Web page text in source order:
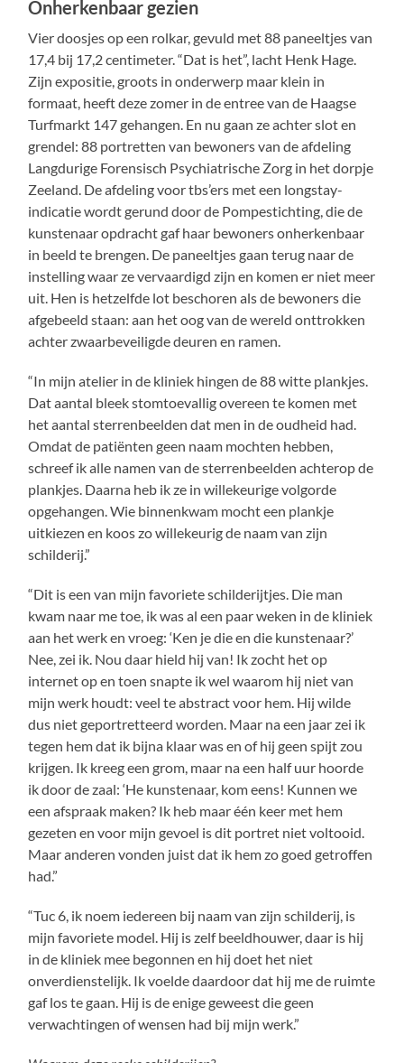
Onherkenbaar gezien
Vier doosjes op een rolkar, gevuld met 88 paneeltjes van
17,4 bij 17,2 centimeter. “Dat is het”, lacht Henk Hage.
Zijn expositie, groots in onderwerp maar klein in
formaat, heeft deze zomer in de entree van de Haagse
Turfmarkt 147 gehangen. En nu gaan ze achter slot en
grendel: 88 portretten van bewoners van de afdeling
Langdurige Forensisch Psychiatrische Zorg in het dorpje
Zeeland. De afdeling voor tbs’ers met een longstay-
indicatie wordt gerund door de Pompestichting, die de
kunstenaar opdracht gaf haar bewoners onherkenbaar
in beeld te brengen. De paneeltjes gaan terug naar de
instelling waar ze vervaardigd zijn en komen er niet meer
uit. Hen is hetzelfde lot beschoren als de bewoners die
afgebeeld staan: aan het oog van de wereld onttrokken
achter zwaarbeveiligde deuren en ramen.
“In mijn atelier in de kliniek hingen de 88 witte plankjes.
Dat aantal bleek stomtoevallig overeen te komen met
het aantal sterrenbeelden dat men in de oudheid had.
Omdat de patiënten geen naam mochten hebben,
schreef ik alle namen van de sterrenbeelden achterop de
plankjes. Daarna heb ik ze in willekeurige volgorde
opgehangen. Wie binnenkwam mocht een plankje
uitkiezen en koos zo willekeurig de naam van zijn
schilderij.”
“Dit is een van mijn favoriete schilderijtjes. Die man
kwam naar me toe, ik was al een paar weken in de kliniek
aan het werk en vroeg: ‘Ken je die en die kunstenaar?’
Nee, zei ik. Nou daar hield hij van! Ik zocht het op
internet op en toen snapte ik wel waarom hij niet van
mijn werk houdt: veel te abstract voor hem. Hij wilde
dus niet geportretteerd worden. Maar na een jaar zei ik
tegen hem dat ik bijna klaar was en of hij geen spijt zou
krijgen. Ik kreeg een grom, maar na een half uur hoorde
ik door de zaal: ‘He kunstenaar, kom eens! Kunnen we
een afspraak maken? Ik heb maar één keer met hem
gezeten en voor mijn gevoel is dit portret niet voltooid.
Maar anderen vonden juist dat ik hem zo goed getroffen
had.”
“Tuc 6, ik noem iedereen bij naam van zijn schilderij, is
mijn favoriete model. Hij is zelf beeldhouwer, daar is hij
in de kliniek mee begonnen en hij doet het niet
onverdienstelijk. Ik voelde daardoor dat hij me de ruimte
gaf los te gaan. Hij is de enige geweest die geen
verwachtingen of wensen had bij mijn werk.”